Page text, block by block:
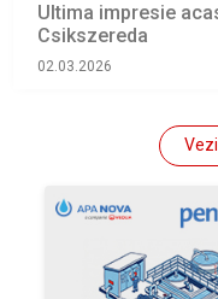
Ultima impresie
Csikszereda
02.03.2026